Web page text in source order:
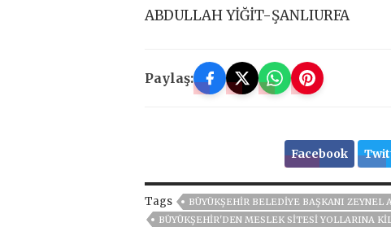
ABDULLAH YİĞİT-ŞANLIURFA
Paylaş:
Facebook
Tags
BÜYÜKŞEHIR BELEDIYE BAŞKANI ZEYNEL
BÜYÜKŞEHİR'DEN MESLEK SİTESİ YOLLARINA